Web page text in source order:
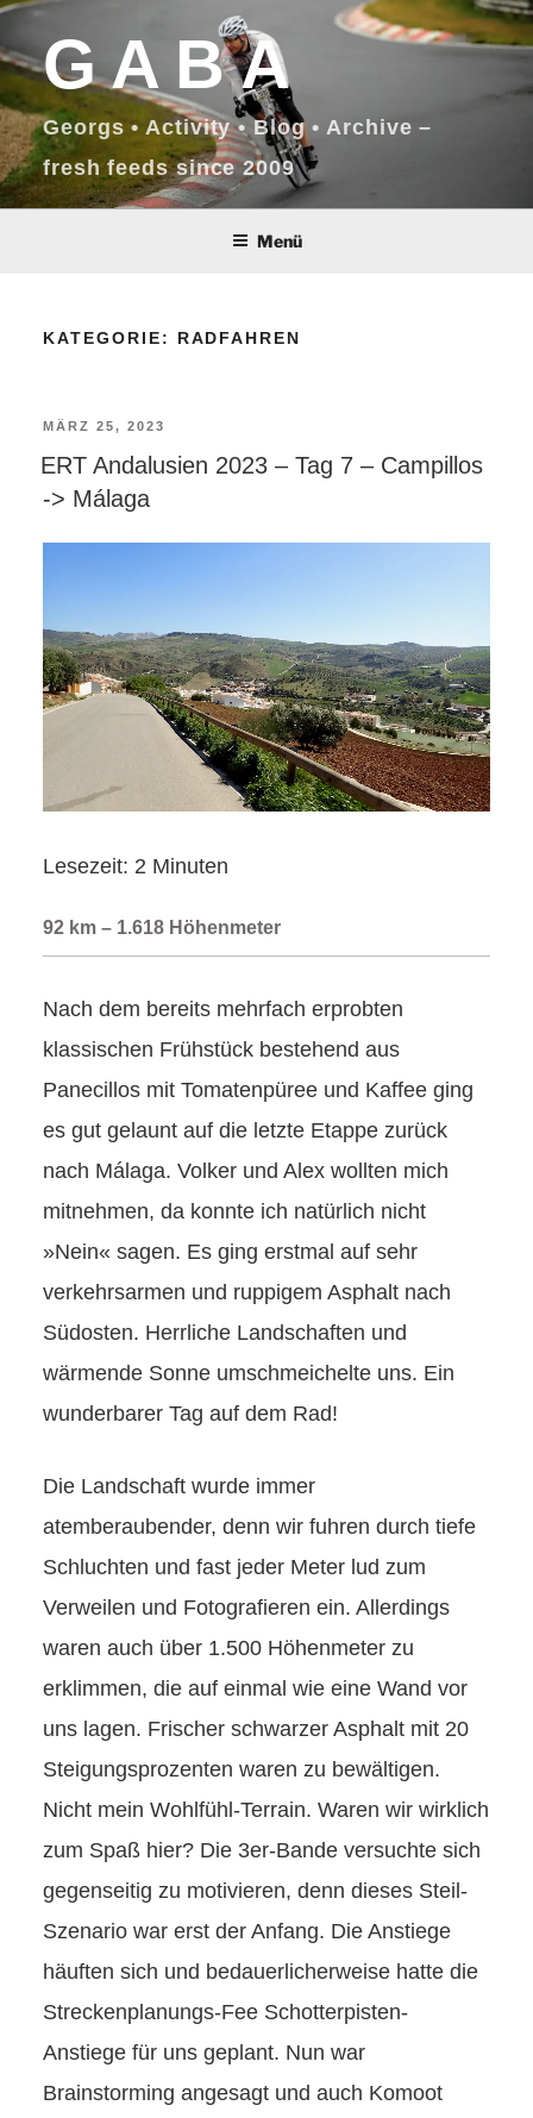
Zum
Inhalt
springenGABA
Georgs • Activity • Blog • Archive –
fresh feeds since 2009
Menü
KATEGORIE: RADFAHREN
VERÖFFENTLICHT
AM
MÄRZ 25, 2023
ERT Andalusien 2023 – Tag 7 – Campillos
-> Málaga
Lesezeit: 2 Minuten
92 km – 1.618 Höhenmeter
Nach dem bereits mehrfach erprobten
klassischen Frühstück bestehend aus
Panecillos mit Tomatenpüree und Kaffee ging
es gut gelaunt auf die letzte Etappe zurück
nach Málaga. Volker und Alex wollten mich
mitnehmen, da konnte ich natürlich nicht
»Nein« sagen. Es ging erstmal auf sehr
verkehrsarmen und ruppigem Asphalt nach
Südosten. Herrliche Landschaften und
wärmende Sonne umschmeichelte uns. Ein
wunderbarer Tag auf dem Rad!
Die Landschaft wurde immer
atemberaubender, denn wir fuhren durch tiefe
Schluchten und fast jeder Meter lud zum
Verweilen und Fotografieren ein. Allerdings
waren auch über 1.500 Höhenmeter zu
erklimmen, die auf einmal wie eine Wand vor
uns lagen. Frischer schwarzer Asphalt mit 20
Steigungsprozenten waren zu bewältigen.
Nicht mein Wohlfühl-Terrain. Waren wir wirklich
zum Spaß hier? Die 3er-Bande versuchte sich
gegenseitig zu motivieren, denn dieses Steil-
Szenario war erst der Anfang. Die Anstiege
häuften sich und bedauerlicherweise hatte die
Streckenplanungs-Fee Schotterpisten-
Anstiege für uns geplant. Nun war
Brainstorming angesagt und auch Komoot